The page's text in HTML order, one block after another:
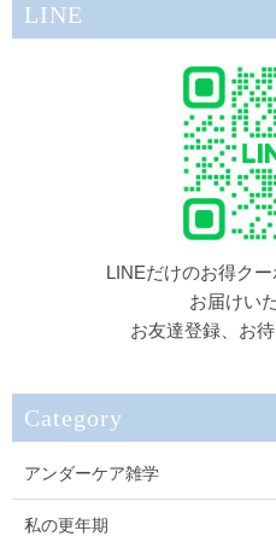
LINE
LINEだけのお得ク
お届けい
お友達登録、お
Category
アンダーケア雑学
私の更年期